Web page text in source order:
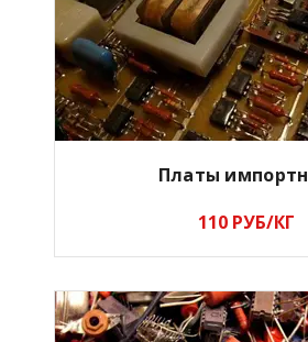
Платы
110 РУБ/КГ